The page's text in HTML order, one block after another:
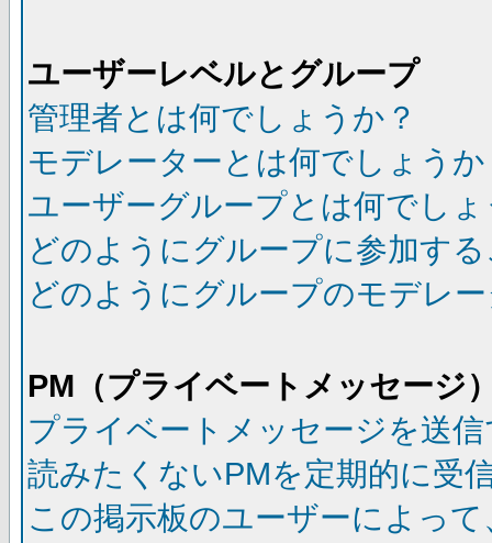
ユーザーレベルとグループ
管理者とは何でしょうか？
モデレーターとは何でしょうか
ユーザーグループとは何でし
どのようにグループに参加す
どのようにグループのモデレ
PM（プライベートメッセージ
プライベートメッセージを送
読みたくないPMを定期的に受
この掲示板のユーザーによっ